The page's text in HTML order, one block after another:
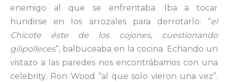
enemigo al que se enfrentaba. Iba a tocar
hundirse en los arrozales para derrotarlo: “el
Chicote éste de los cojones, cuestionando
gilipolleces“, balbuceaba en la cocina. Echando un
vistazo a las paredes nos encontrábamos con una
celebrity: Ron Wood “al que solo vieron una vez”.